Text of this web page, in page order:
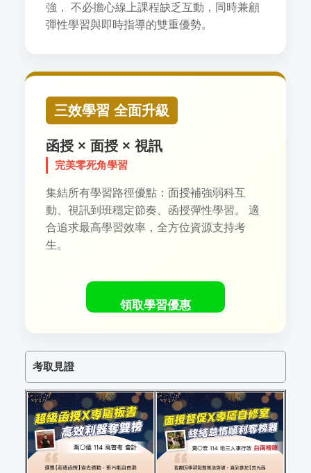
強， 不必擔心線上課程缺乏互動，同時兼顧
彈性學習與即時指導的雙重優勢。
三效學習 全面升級
函授 × 面授 × 視訊
完美零死角學習
集結所有學習路徑優點：面授補強弱科互
動、視訊到班穩定節奏、函授彈性學習。 適
合追求最高學習效率，全方位資源支持考
生。
領取學習優惠
考取見證